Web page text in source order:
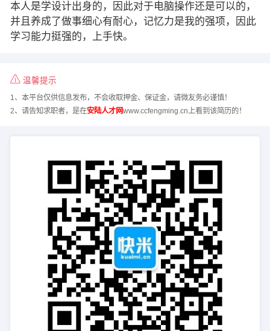
本人是学设计出身的，因此对于电脑操作还是可以的，
并且养成了做事细心有耐心，记忆力是我的强项，因此
学习能力挺强的，上手快。
温馨提示
1、本平台仅供信息发布，不会收取押金、保证金，请微友务必谨慎！
2、请告知求职者，是在安陆人才网www.ccfengming.cn上看到该简历的！